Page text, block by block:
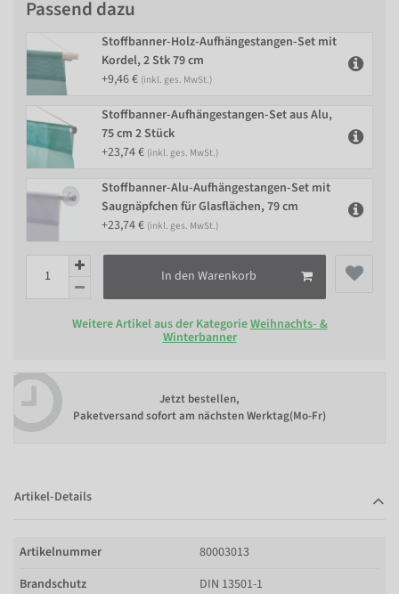
Passend dazu
Stoffbanner-Holz-Aufhängestangen-Set mit
Kordel, 2 Stk 79 cm
+9,46 € (inkl. ges. MwSt.)
Stoffbanner-Aufhängestangen-Set aus Alu,
75 cm 2 Stück
+23,74 € (inkl. ges. MwSt.)
Stoffbanner-Alu-Aufhängestangen-Set mit
Saugnäpfchen für Glasflächen, 79 cm
+23,74 € (inkl. ges. MwSt.)
In den Warenkorb
Weitere Artikel aus der KategorieWeihnachts- &
Winterbanner
Jetzt bestellen,
Paketversand sofort am nächsten Werktag(Mo-Fr)
Artikel-Details
Artikelnummer
80003013
Brandschutz
DIN 13501-1